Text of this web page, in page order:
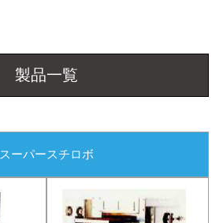
製品一覧
スーパースチロボ